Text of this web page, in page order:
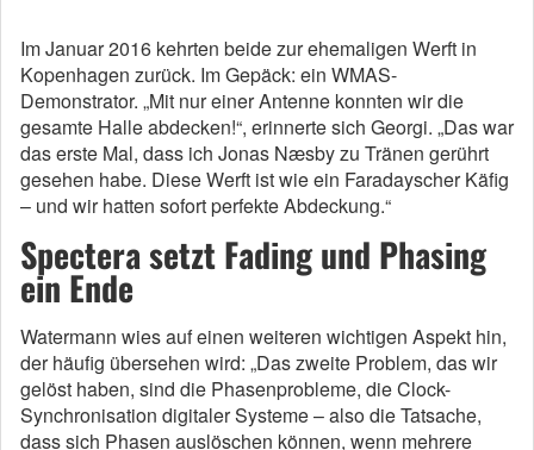
Im Januar 2016 kehrten beide zur ehemaligen Werft in
Kopenhagen zurück. Im Gepäck: ein WMAS-
Demonstrator. „Mit nur einer Antenne konnten wir die
gesamte Halle abdecken!“, erinnerte sich Georgi. „Das war
das erste Mal, dass ich Jonas Næsby zu Tränen gerührt
gesehen habe. Diese Werft ist wie ein Faradayscher Käfig
– und wir hatten sofort perfekte Abdeckung.“
Spectera setzt Fading und Phasing
ein Ende
Watermann wies auf einen weiteren wichtigen Aspekt hin,
der häufig übersehen wird: „Das zweite Problem, das wir
gelöst haben, sind die Phasenprobleme, die Clock-
Synchronisation digitaler Systeme – also die Tatsache,
dass sich Phasen auslöschen können, wenn mehrere